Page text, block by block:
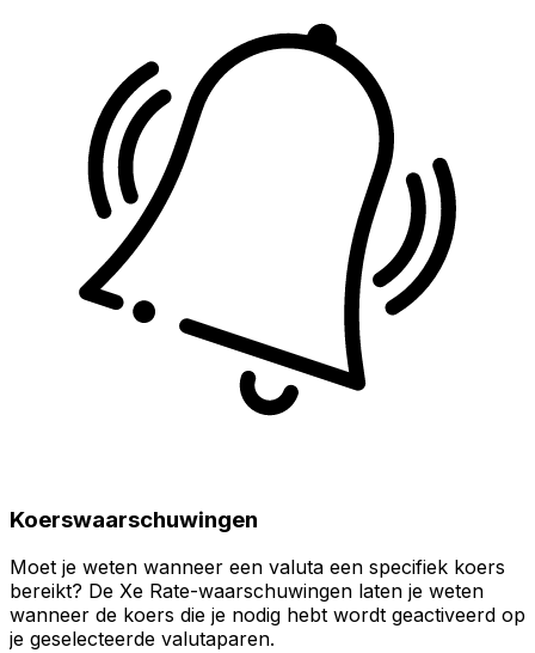
Koerswaarschuwingen
Moet je weten wanneer een valuta een specifiek koers
bereikt? De Xe Rate-waarschuwingen laten je weten
wanneer de koers die je nodig hebt wordt geactiveerd op
je geselecteerde valutaparen.